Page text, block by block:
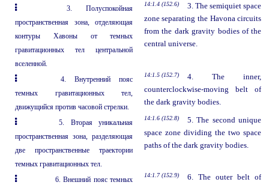
3. Полуспокойная
пространственная зона, отделяющая
контуры Хавоны от темных
гравитационных тел центральной
вселенной.
14:1.4 (152.6)
3. The semiquiet space
zone separating the Havona circuits
from the dark gravity bodies of the
central universe.
4. Внутренний пояс
темных гравитационных тел,
движущийся против часовой стрелки.
14:1.5 (152.7)
4. The inner,
counterclockwise-moving belt of
the dark gravity bodies.
5. Вторая уникальная
пространственная зона, разделяющая
две пространственные траектории
темных гравитационных тел.
14:1.6 (152.8)
5. The second unique
space zone dividing the two space
paths of the dark gravity bodies.
6. Внешний пояс темных
14:1.7 (152.9)
6. The outer belt of